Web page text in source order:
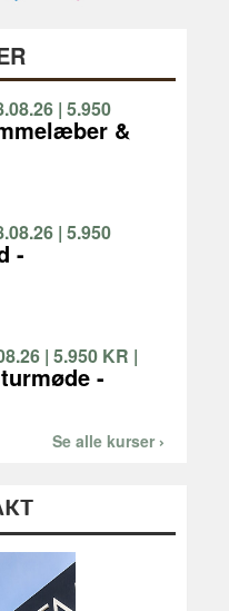
| 5.950
&
vi går 3-5
| 5.950
-
| 5.950 KR |
-
kultur på
og i
ThySe alle kurser